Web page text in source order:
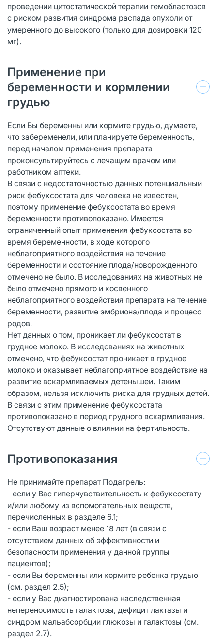
проведении цитостатической терапии гемобластозов
с риском развития синдрома распада опухоли от
умеренного до высокого (только для дозировки 120
мг).
Применение при
беременности и кормлении
грудью
Если Вы беременны или кормите грудью, думаете,
что забеременели, или планируете беременность,
перед началом применения препарата
проконсультируйтесь с лечащим врачом или
работником аптеки.
В связи с недостаточностью данных потенциальный
риск фебуксостата для человека не известен,
поэтому применение фебуксостата во время
беременности противопоказано. Имеется
ограниченный опыт применения фебуксостата во
время беременности, в ходе которого
неблагоприятного воздействия на течение
беременности и состояние плода/новорожденного
отмечено не было. В исследованиях на животных не
было отмечено прямого и косвенного
неблагоприятного воздействия препарата на течение
беременности, развитие эмбриона/плода и процесс
родов.
Нет данных о том, проникает ли фебуксостат в
грудное молоко. В исследованиях на животных
отмечено, что фебуксостат проникает в грудное
молоко и оказывает неблагоприятное воздействие на
развитие вскармливаемых детенышей. Таким
образом, нельзя исключить риска для грудных детей.
В связи с этим применение фебуксостата
противопоказано в период грудного вскармливания.
Отсутствуют данные о влиянии на фертильность.
Противопоказания
Не принимайте препарат Подагрель:
- если у Вас гиперчувствительность к фебуксостату
и/или любому из вспомогательных веществ,
перечисленных в разделе 6.1;
- если Ваш возраст менее 18 лет (в связи с
отсутствием данных об эффективности и
безопасности применения у данной группы
пациентов);
- если Вы беременны или кормите ребенка грудью
(см. раздел 2.5);
- если у Вас диагностирована наследственная
непереносимость галактозы, дефицит лактазы и
синдром мальабсорбции глюкозы и галактозы (см.
раздел 2.7).